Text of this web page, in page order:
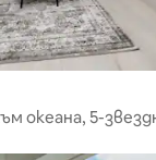
океана, 5-